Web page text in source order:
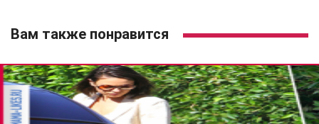
Вам также понравится